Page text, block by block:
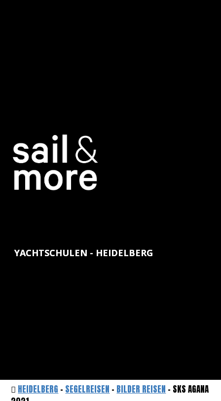
YACHTSCHULEN - HEIDELBERG
HEIDELBERG - SEGELREISEN - BILDER REISEN - SKS AGANA